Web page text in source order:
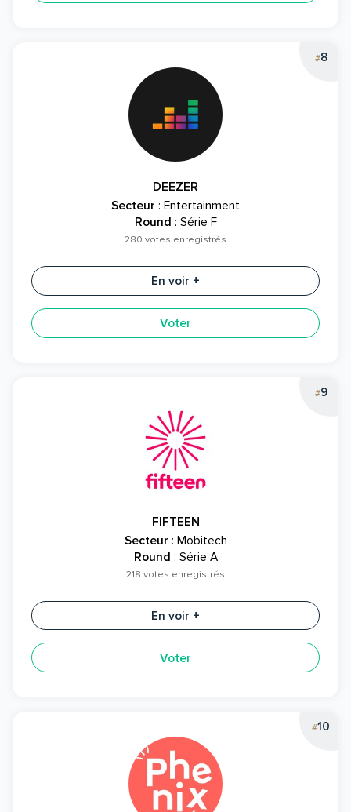
#8
DEEZER
Secteur : Entertainment
Round : Série F
280 votes enregistrés
En voir +
Voter
#9
FIFTEEN
Secteur : Mobitech
Round : Série A
218 votes enregistrés
En voir +
Voter
#10